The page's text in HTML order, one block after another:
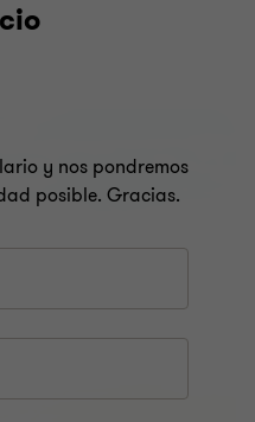
3
3
y nos pondremos
posible. Gracias.